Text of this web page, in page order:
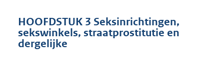
HOOFDSTUK 3 Seksinrichtingen,
sekswinkels, straatprostitutie en
dergelijke